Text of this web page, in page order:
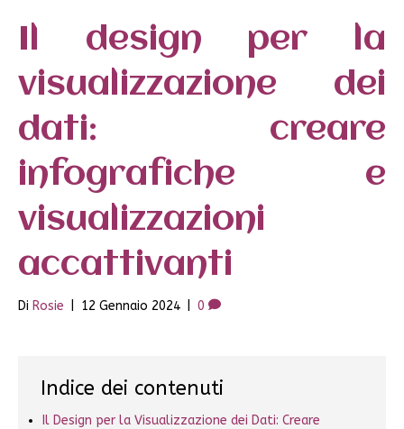
Il design per la
visualizzazione dei
dati: creare
infografiche e
visualizzazioni
accattivanti
Di Rosie 12 Gennaio 2024 0
Indice dei contenuti
Il Design per la Visualizzazione dei Dati: Creare